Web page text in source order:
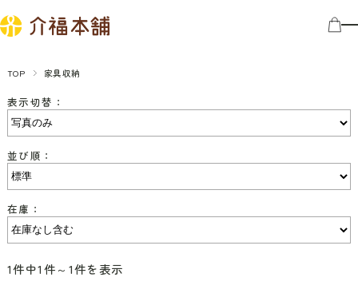
TOP 家具収納
表示切替：
並び順：
在庫：
1件中1件～1件を表示